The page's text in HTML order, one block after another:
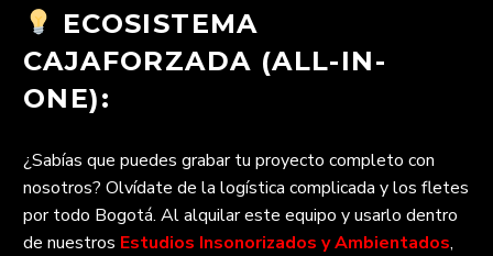
ECOSISTEMA
CAJAFORZADA (ALL-IN-
ONE):
¿Sabías que puedes grabar tu proyecto completo con
nosotros? Olvídate de la logística complicada y los fletes
por todo Bogotá. Al alquilar este equipo y usarlo dentro
de nuestros Estudios Insonorizados y Ambientados,